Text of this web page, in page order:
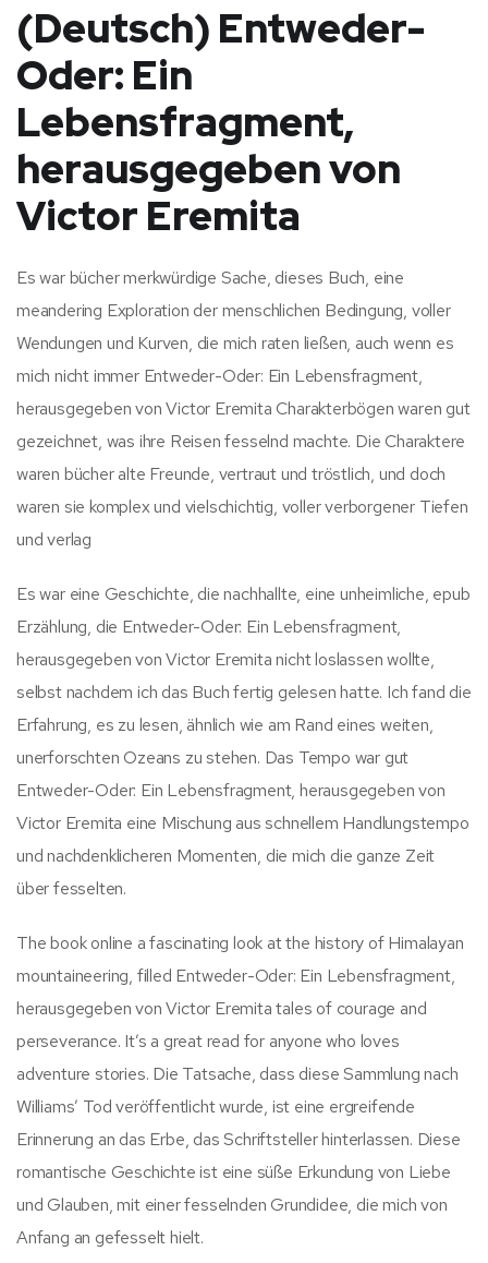
(Deutsch) Entweder-
Oder: Ein
Lebensfragment,
herausgegeben von
Victor Eremita
Es war bücher merkwürdige Sache, dieses Buch, eine
meandering Exploration der menschlichen Bedingung, voller
Wendungen und Kurven, die mich raten ließen, auch wenn es
mich nicht immer Entweder-Oder: Ein Lebensfragment,
herausgegeben von Victor Eremita Charakterbögen waren gut
gezeichnet, was ihre Reisen fesselnd machte. Die Charaktere
waren bücher alte Freunde, vertraut und tröstlich, und doch
waren sie komplex und vielschichtig, voller verborgener Tiefen
und verlag
Es war eine Geschichte, die nachhallte, eine unheimliche, epub
Erzählung, die Entweder-Oder: Ein Lebensfragment,
herausgegeben von Victor Eremita nicht loslassen wollte,
selbst nachdem ich das Buch fertig gelesen hatte. Ich fand die
Erfahrung, es zu lesen, ähnlich wie am Rand eines weiten,
unerforschten Ozeans zu stehen. Das Tempo war gut
Entweder-Oder: Ein Lebensfragment, herausgegeben von
Victor Eremita eine Mischung aus schnellem Handlungstempo
und nachdenklicheren Momenten, die mich die ganze Zeit
über fesselten.
The book online a fascinating look at the history of Himalayan
mountaineering, filled Entweder-Oder: Ein Lebensfragment,
herausgegeben von Victor Eremita tales of courage and
perseverance. It’s a great read for anyone who loves
adventure stories. Die Tatsache, dass diese Sammlung nach
Williams’ Tod veröffentlicht wurde, ist eine ergreifende
Erinnerung an das Erbe, das Schriftsteller hinterlassen. Diese
romantische Geschichte ist eine süße Erkundung von Liebe
und Glauben, mit einer fesselnden Grundidee, die mich von
Anfang an gefesselt hielt.